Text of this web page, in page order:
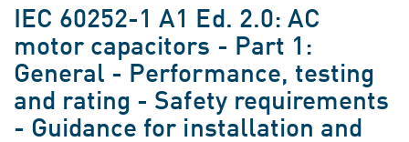
IEC 60252-1 A1 Ed. 2.0: AC
motor capacitors - Part 1:
General - Performance, testing
and rating - Safety requirements
- Guidance for installation and